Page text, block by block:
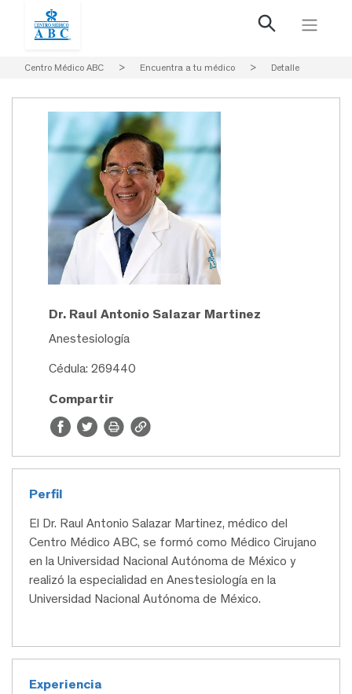
Centro Médico ABC > Encuentra a tu médico > Detalle
Dr. Raul Antonio Salazar Martinez
Anestesiología
Cédula: 269440
Compartir
Perfil
El Dr. Raul Antonio Salazar Martinez, médico del
Centro Médico ABC, se formó como Médico Cirujano
en la Universidad Nacional Autónoma de México y
realizó la especialidad en Anestesiología en la
Universidad Nacional Autónoma de México.
Experiencia